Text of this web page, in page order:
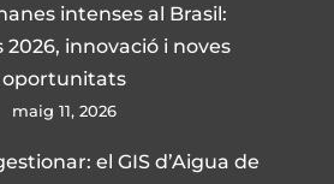
intenses al Brasil:
2026, innovació i noves
oportunitats
maig 11, 2026
el GIS d’Aigua de